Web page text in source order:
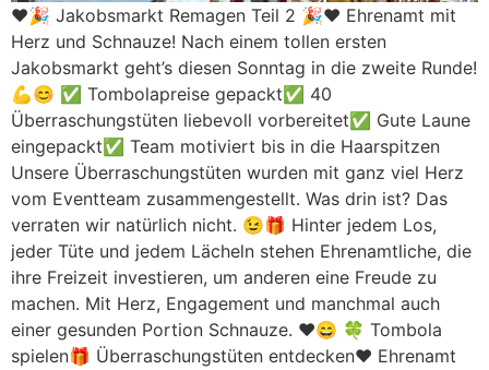
❤️🎉 Jakobsmarkt Remagen Teil 2 🎉❤️ Ehrenamt mit
Herz und Schnauze! Nach einem tollen ersten
Jakobsmarkt geht’s diesen Sonntag in die zweite Runde!
💪😊 ✅ Tombolapreise gepackt✅ 40
Überraschungstüten liebevoll vorbereitet✅ Gute Laune
eingepackt✅ Team motiviert bis in die Haarspitzen
Unsere Überraschungstüten wurden mit ganz viel Herz
vom Eventteam zusammengestellt. Was drin ist? Das
verraten wir natürlich nicht. 😉🎁 Hinter jedem Los,
jeder Tüte und jedem Lächeln stehen Ehrenamtliche, die
ihre Freizeit investieren, um anderen eine Freude zu
machen. Mit Herz, Engagement und manchmal auch
einer gesunden Portion Schnauze. ❤️😄 🍀 Tombola
spielen🎁 Überraschungstüten entdecken❤️ Ehrenamt